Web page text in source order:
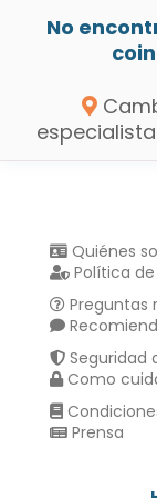
No
Quiénes
Política
Preguntas
Seguridad
Como
Prensa